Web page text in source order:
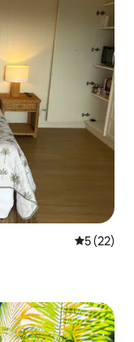
5 (22)